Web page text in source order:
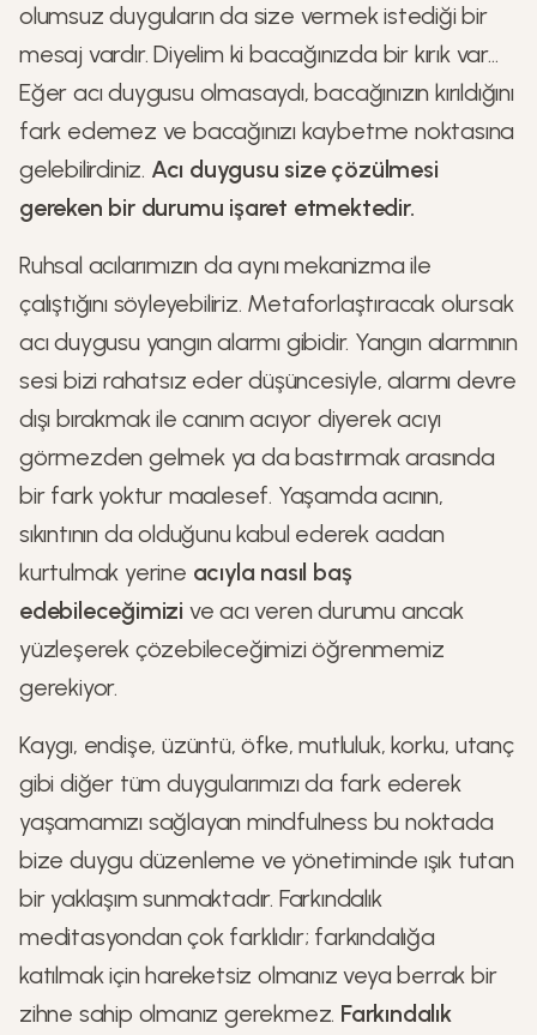
olumsuz duyguların da size vermek istediği bir
mesaj vardır. Diyelim ki bacağınızda bir kırık var...
Eğer acı duygusu olmasaydı, bacağınızın kırıldığını
fark edemez ve bacağınızı kaybetme noktasına
gelebilirdiniz. Acı duygusu size çözülmesi
gereken bir durumu işaret etmektedir.
Ruhsal acılarımızın da aynı mekanizma ile
çalıştığını söyleyebiliriz. Metaforlaştıracak olursak
acı duygusu yangın alarmı gibidir. Yangın alarmının
sesi bizi rahatsız eder düşüncesiyle, alarmı devre
dışı bırakmak ile canım acıyor diyerek acıyı
görmezden gelmek ya da bastırmak arasında
bir fark yoktur maalesef. Yaşamda acının,
sıkıntının da olduğunu kabul ederek acıdan
kurtulmak yerine acıyla nasıl baş
edebileceğimizi ve acı veren durumu ancak
yüzleşerek çözebileceğimizi öğrenmemiz
gerekiyor.
Kaygı, endişe, üzüntü, öfke, mutluluk, korku, utanç
gibi diğer tüm duygularımızı da fark ederek
yaşamamızı sağlayan mindfulness bu noktada
bize duygu düzenleme ve yönetiminde ışık tutan
bir yaklaşım sunmaktadır. Farkındalık
meditasyondan çok farklıdır; farkındalığa
katılmak için hareketsiz olmanız veya berrak bir
zihne sahip olmanız gerekmez. Farkındalık